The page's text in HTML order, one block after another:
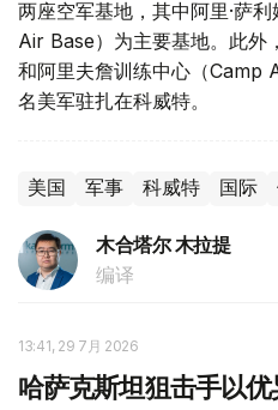
两座空军基地，其中阿里·萨
Air Base）为主要基地。此外
和阿里夫詹训练中心（Camp
名美军驻扎在科威特。
美国 军事 科威特 国际
木合塔尔 木拉提
编译
13:41, 29 7月 2026
哈萨克斯坦狙击手以